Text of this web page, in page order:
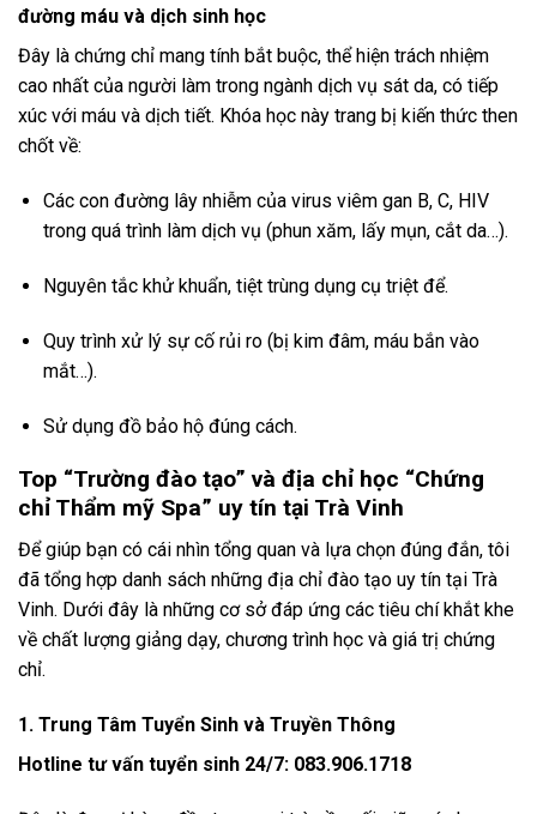
đường máu và dịch sinh học
Đây là chứng chỉ mang tính bắt buộc, thể hiện trách nhiệm
cao nhất của người làm trong ngành dịch vụ sát da, có tiếp
xúc với máu và dịch tiết. Khóa học này trang bị kiến thức then
chốt về:
Các con đường lây nhiễm của virus viêm gan B, C, HIV
trong quá trình làm dịch vụ (phun xăm, lấy mụn, cắt da…).
Nguyên tắc khử khuẩn, tiệt trùng dụng cụ triệt để.
Quy trình xử lý sự cố rủi ro (bị kim đâm, máu bắn vào
mắt…).
Sử dụng đồ bảo hộ đúng cách.
Top “Trường đào tạo” và địa chỉ học “Chứng
chỉ Thẩm mỹ Spa” uy tín tại Trà Vinh
Để giúp bạn có cái nhìn tổng quan và lựa chọn đúng đắn, tôi
đã tổng hợp danh sách những địa chỉ đào tạo uy tín tại Trà
Vinh. Dưới đây là những cơ sở đáp ứng các tiêu chí khắt khe
về chất lượng giảng dạy, chương trình học và giá trị chứng
chỉ.
1. Trung Tâm Tuyển Sinh và Truyền Thông
Hotline tư vấn tuyển sinh 24/7: 083.906.1718